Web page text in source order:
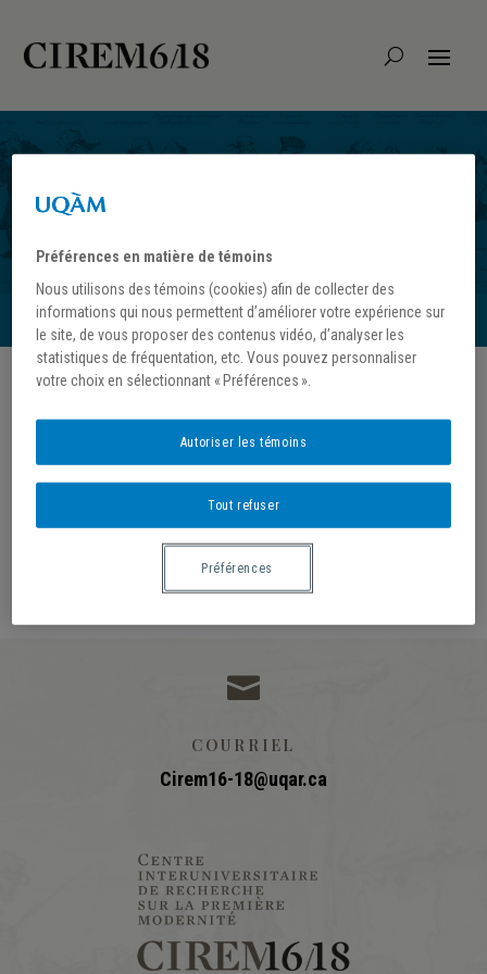
Bernier, Marc André,
décembre 2019
Octroi du titre honorifique de professeur-chercheur
du Canada

COURRIEL
Cirem16-18@uqar.ca
Préférences en matière de témoins
Nous utilisons des témoins (cookies) afin de collecter des
informations qui nous permettent d’améliorer votre expérience sur
le site, de vous proposer des contenus vidéo, d’analyser les
statistiques de fréquentation, etc. Vous pouvez personnaliser
votre choix en sélectionnant « Préférences ».
Tout refuser
Autoriser les témoins
Préférences